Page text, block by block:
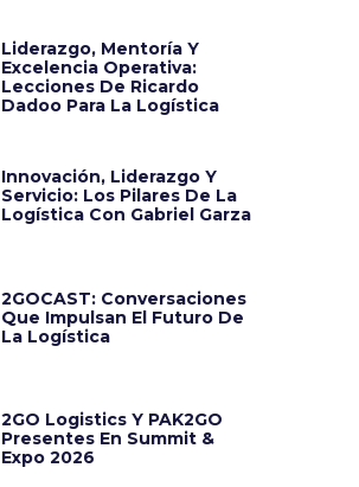
Liderazgo, Mentoría Y
Excelencia Operativa:
Lecciones De Ricardo
Dadoo Para La Logística
Innovación, Liderazgo Y
Servicio: Los Pilares De La
Logística Con Gabriel Garza
2GOCAST: Conversaciones
Que Impulsan El Futuro De
La Logística
2GO Logistics Y PAK2GO
Presentes En Summit &
Expo 2026